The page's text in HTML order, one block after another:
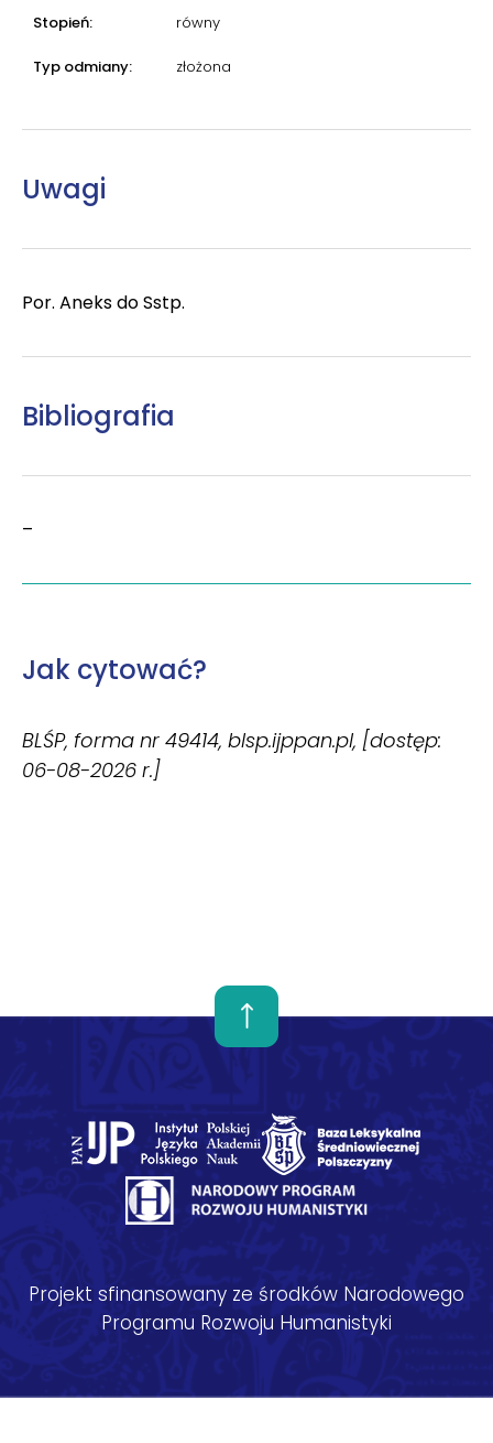
Stopień: równy
Typ odmiany: złożona
Uwagi
Por. Aneks do Sstp.
Bibliografia
–
Jak cytować?
BLŚP, forma nr 49414, blsp.ijppan.pl, [dostęp:
06-08-2026 r.]
Projekt sfinansowany ze środków Narodowego
Programu Rozwoju Humanistyki